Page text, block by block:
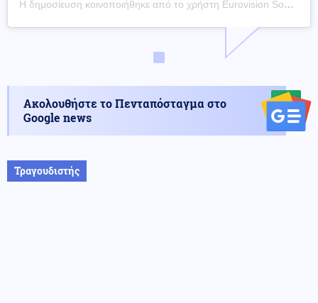
Η δημοσίευση κοινοποιήθηκε από το χρήστη Eurovision Song Contest (@eurovision)
Ακολουθήστε το Πενταπόσταγμα στο
Google news
Τραγουδιστής